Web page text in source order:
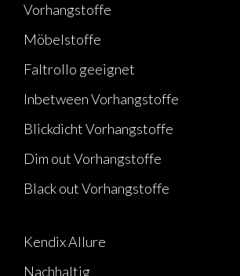
Vorhangstoffe
Möbelstoffe
Faltrollo geeignet
Inbetween Vorhangstoffe
Blickdicht Vorhangstoffe
Dim out Vorhangstoffe
Black out Vorhangstoffe
Kendix Allure
Nachhaltig